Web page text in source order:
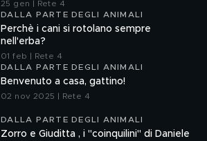
25 gen | Rete 4
DALLA PARTE DEGLI ANIMALI
Perchè i cani si rotolano sempre
nell'erba?
01 feb | Rete 4
DALLA PARTE DEGLI ANIMALI
Benvenuto a casa, gattino!
02 nov 2025 | Rete 4
DALLA PARTE DEGLI ANIMALI
Zorro e Giuditta , i "coinquilini" di Daniele